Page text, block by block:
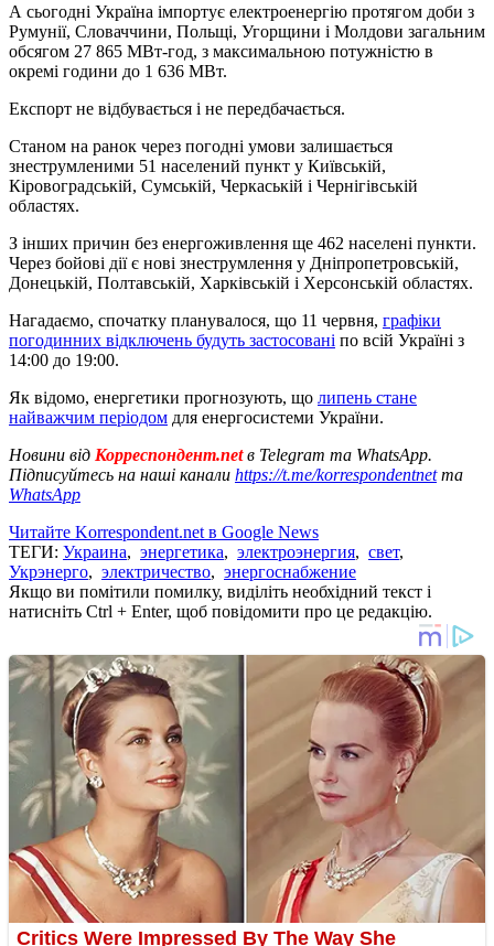
А сьогодні Україна імпортує електроенергію протягом доби з
Румунії, Словаччини, Польщі, Угорщини і Молдови загальним
обсягом 27 865 МВт-год, з максимальною потужністю в
окремі години до 1 636 МВт.
Експорт не відбувається і не передбачається.
Станом на ранок через погодні умови залишається
знеструмленими 51 населений пункт у Київській,
Кіровоградській, Сумській, Черкаській і Чернігівській
областях.
З інших причин без енергоживлення ще 462 населені пункти.
Через бойові дії є нові знеструмлення у Дніпропетровській,
Донецькій, Полтавській, Харківській і Херсонській областях.
Нагадаємо, спочатку планувалося, що 11 червня, графіки
погодинних відключень будуть застосовані по всій Україні з
14:00 до 19:00.
Як відомо, енергетики прогнозують, що липень стане
найважчим періодом для енергосистеми України.
Новини від Корреспондент.netв Telegram та WhatsApp.
Підписуйтесь на наші канали https://t.me/korrespondentnetта
WhatsApp
Читайте Korrespondent.net в Google News
ТЕГИ: Украина, энергетика, электроэнергия, свет,
Укрэнерго, электричество, энергоснабжение
Якщо ви помітили помилку, виділіть необхідний текст і
натисніть Ctrl + Enter, щоб повідомити про це редакцію.